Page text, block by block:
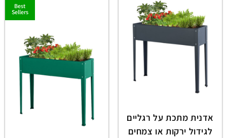
אדנית מתכת על רגליים
לגידול ירקות או צמחים
Best
Sellers